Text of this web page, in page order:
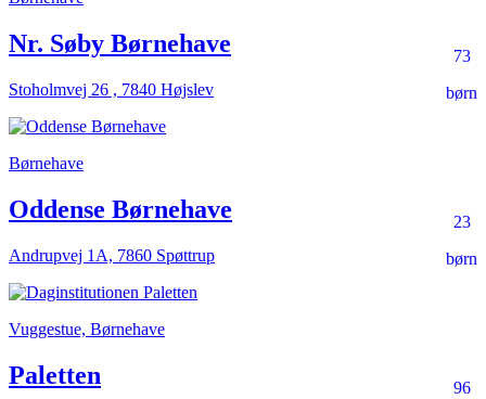
73
børn
Nr. Søby Børnehave
Stoholmvej 26 , 7840 Højslev
Børnehave
23
børn
Oddense Børnehave
Andrupvej 1A, 7860 Spøttrup
Vuggestue, Børnehave
96
Paletten